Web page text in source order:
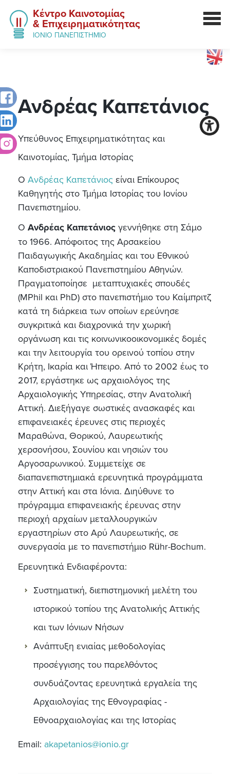
Κέντρο Καινοτομίας
& Επιχειρηματικότητας
ΙΟΝΙΟ ΠΑΝΕΠΙΣΤΗΜΙΟ
Ανδρέας Καπετάνιος
Υπεύθυνος Επιχειρηματικότητας και
Καινοτομίας, Τμήμα Ιστορίας
Ο Ανδρέας Καπετάνιος είναι Επίκουρος
Καθηγητής στο Τμήμα Ιστορίας του Ιονίου
Πανεπιστημίου.
Ο Ανδρέας Καπετάνιος γεννήθηκε στη Σάμο
το 1966. Απόφοιτος της Αρσακείου
Παιδαγωγικής Ακαδημίας και του Εθνικού
Καποδιστριακού Πανεπιστημίου Αθηνών.
Πραγματοποίησε μεταπτυχιακές σπουδές
(MPhil και PhD) στο πανεπιστήμιο του Καίμπριτζ
κατά τη διάρκεια των οποίων ερεύνησε
συγκριτικά και διαχρονικά την χωρική
οργάνωση και τις κοινωνικοοικονομικές δομές
και την λειτουργία του ορεινού τοπίου στην
Κρήτη, Ικαρία και Ήπειρο. Από το 2002 έως το
2017, εργάστηκε ως αρχαιολόγος της
Αρχαιολογικής Υπηρεσίας, στην Ανατολική
Αττική. Διεξήγαγε σωστικές ανασκαφές και
επιφανειακές έρευνες στις περιοχές
Μαραθώνα, Θορικού, Λαυρεωτικής
χερσονήσου, Σουνίου και νησιών του
Αργοσαρωνικού. Συμμετείχε σε
διαπανεπιστημιακά ερευνητικά προγράμματα
στην Αττική και στα Ιόνια. Διηύθυνε το
πρόγραμμα επιφανειακής έρευνας στην
περιοχή αρχαίων μεταλλουργικών
εργαστηρίων στο Αρύ Λαυρεωτικής, σε
συνεργασία με το πανεπιστήμιο Rühr-Bochum.
Ερευνητικά Ενδιαφέροντα:
Συστηματική, διεπιστημονική μελέτη του
ιστορικού τοπίου της Ανατολικής Αττικής
και των Ιόνιων Νήσων
Ανάπτυξη ενιαίας μεθοδολογίας
προσέγγισης του παρελθόντος
συνδυάζοντας ερευνητικά εργαλεία της
Αρχαιολογίας της Εθνογραφίας -
Εθνοαρχαιολογίας και της Ιστορίας
Email: akapetanios@ionio.gr